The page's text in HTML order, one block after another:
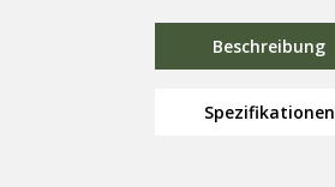
Beschreibung
Spezifikationen